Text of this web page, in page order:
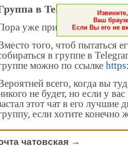
в Telegram
уже признать - чат
того, чтоб пытаться
в группе в
можно по ссылке
всего, когда вы
не будет, но если у
этот чат в его лучшие
если хотите конечно
чатовская →
Ваш
Если Вы его не